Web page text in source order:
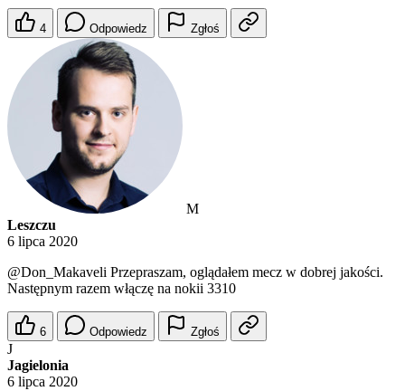
4 Odpowiedz Zgłoś
M
Leszczu
6 lipca 2020
@Don_Makaveli Przepraszam, oglądałem mecz w dobrej jakości.
Następnym razem włączę na nokii 3310
6 Odpowiedz Zgłoś
J
Jagielonia
6 lipca 2020